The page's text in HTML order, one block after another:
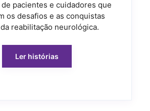
pacientes e cuidadores que
os desafios e as conquistas
reabilitação neurológica.
Ler histórias